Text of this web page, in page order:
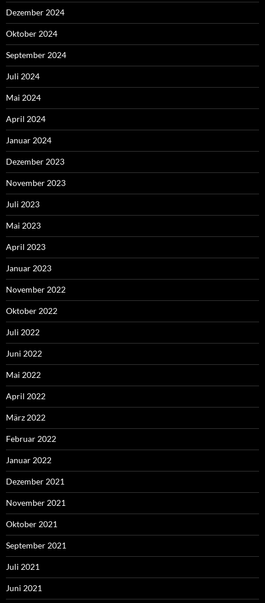
Dezember 2024
Oktober 2024
September 2024
Juli 2024
Mai 2024
April 2024
Januar 2024
Dezember 2023
November 2023
Juli 2023
Mai 2023
April 2023
Januar 2023
November 2022
Oktober 2022
Juli 2022
Juni 2022
Mai 2022
April 2022
März 2022
Februar 2022
Januar 2022
Dezember 2021
November 2021
Oktober 2021
September 2021
Juli 2021
Juni 2021